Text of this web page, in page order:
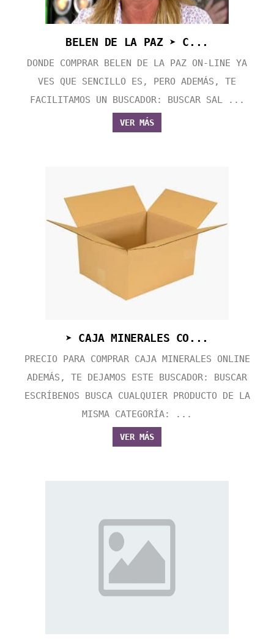
BELEN DE LA PAZ ➤ C...
DONDE COMPRAR BELEN DE LA PAZ ON-LINE YA
VES QUE SENCILLO ES, PERO ADEMÁS, TE
FACILITAMOS UN BUSCADOR: BUSCAR SAL ...
VER MÁS
➤ CAJA MINERALES CO...
PRECIO PARA COMPRAR CAJA MINERALES ONLINE
ADEMÁS, TE DEJAMOS ESTE BUSCADOR: BUSCAR
ESCRÍBENOS BUSCA CUALQUIER PRODUCTO DE LA
MISMA CATEGORÍA: ...
VER MÁS